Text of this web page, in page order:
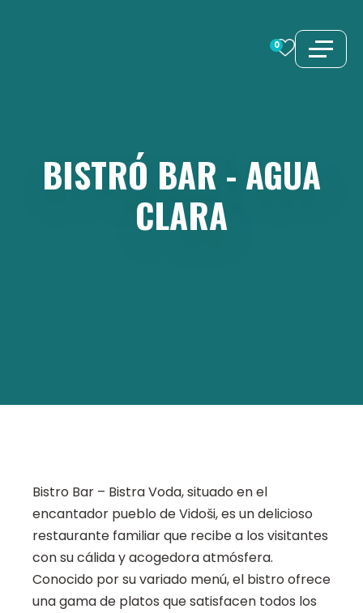
0
BISTRÓ BAR - AGUA
CLARA
Bistro Bar – Bistra Voda, situado en el
encantador pueblo de Vidoši, es un delicioso
restaurante familiar que recibe a los visitantes
con su cálida y acogedora atmósfera.
Conocido por su variado menú, el bistro ofrece
una gama de platos que satisfacen todos los